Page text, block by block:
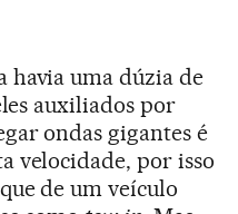
havia uma dúzia de
auxiliados por
ondas gigantes é
velocidade, por isso
de um veículo